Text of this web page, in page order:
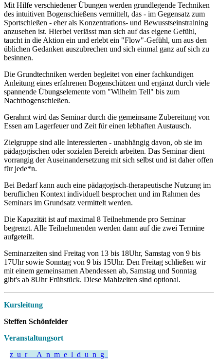
Mit Hilfe verschiedener Übungen werden grundlegende Techniken
des intuitiven Bogenschießens vermittelt, das - im Gegensatz zum
Sportschießen - eher als Konzentrations- und Bewusstseinstraining
anzusehen ist. Hierbei verlässt man sich auf das eigene Gefühl,
taucht in die Aktion ein und erlebt ein "Flow"-Gefühl, um aus den
üblichen Gedanken auszubrechen und sich einmal ganz auf sich zu
besinnen.
Die Grundtechniken werden begleitet von einer fachkundigen
Anleitung eines erfahrenen Bogenschützen und ergänzt durch viele
spannende Übungselemente vom "Wilhelm Tell" bis zum
Nachtbogenschießen.
Gerahmt wird das Seminar durch die gemeinsame Zubereitung von
Essen am Lagerfeuer und Zeit für einen lebhaften Austausch.
Zielgruppe sind alle Interessierten - unabhängig davon, ob sie im
pädagogischen oder sozialen Bereich arbeiten. Das Seminar dient
vorrangig der Auseinandersetzung mit sich selbst und ist daher offen
für jede*n.
Bei Bedarf kann auch eine pädagogisch-therapeutische Nutzung im
beruflichen Kontext individuell besprochen und im Rahmen des
Seminars im Grundsatz vermittelt werden.
Die Kapazität ist auf maximal 8 Teilnehmende pro Seminar
begrenzt. Alle Teilnehmenden werden dann auf die zwei Termine
aufgeteilt.
Seminarzeiten sind Freitag von 13 bis 18Uhr, Samstag von 9 bis
17Uhr sowie Sonntag von 9 bis 15Uhr. Den Freitag schließen wir
mit einem gemeinsamen Abendessen ab, Samstag und Sonntag
gibt's ab 8Uhr Frühstück. Diese Mahlzeiten sind optional.
Kursleitung
Steffen Schönfelder
Veranstaltungsort
zur Anmeldung